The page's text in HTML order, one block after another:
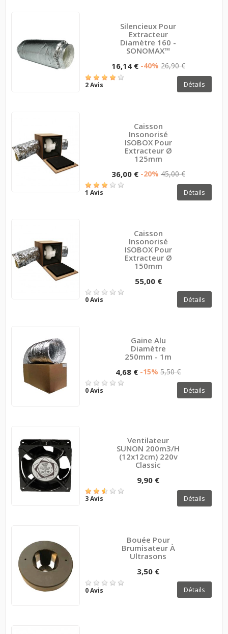
Silencieux Pour
Extracteur
Diamètre 160 -
SONOMAX™
16,14 € -40% 26,90 €
2 Avis Détails
Caisson
Insonorisé
ISOBOX Pour
Extracteur Ø
125mm
36,00 € -20% 45,00 €
1 Avis Détails
Caisson
Insonorisé
ISOBOX Pour
Extracteur Ø
150mm
55,00 €
0 Avis Détails
Gaine Alu
Diamètre
250mm - 1m
4,68 € -15% 5,50 €
0 Avis Détails
Ventilateur
SUNON 200m3/h
(12x12cm) 220v
Classic
9,90 €
3 Avis Détails
Bouée Pour
Brumisateur À
Ultrasons
3,50 €
0 Avis Détails